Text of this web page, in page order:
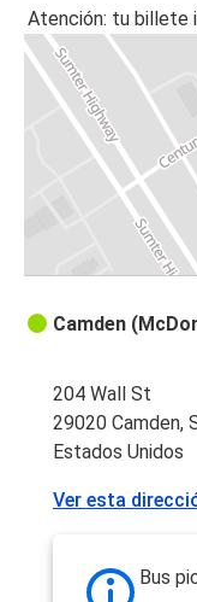
Atención: tu billete
Camden
204 Wall St
29020 Camden,
Estados Unidos
Ver esta
Bus